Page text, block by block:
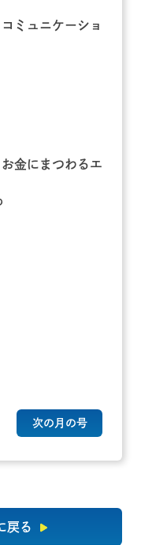
ミュニケーショ
金にまつわるエ
次の月の号
戻る